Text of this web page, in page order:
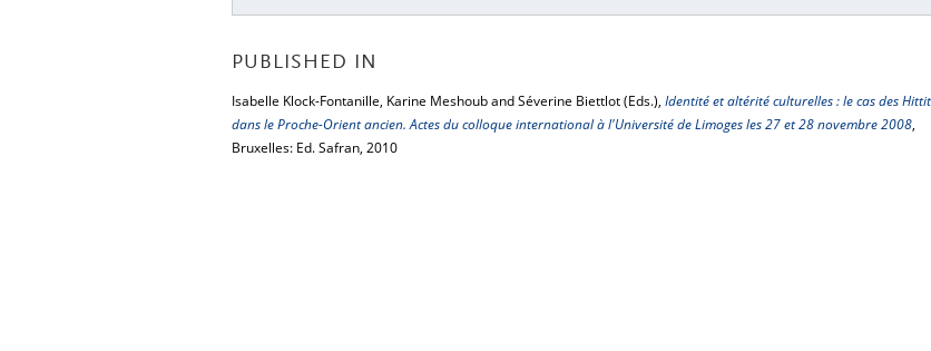
PUBLISHED IN
Isabelle Klock-Fontanille, Karine Meshoub and Séverine Biettlot (Eds.), Identité et altérité culturelles : le cas des
dans le Proche-Orient ancien. Actes du colloque international à l'Université de Limoges les 27 et 28 novembre 2008,
Bruxelles: Ed. Safran, 2010